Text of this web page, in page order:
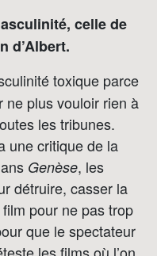
celle de
d’Albert.
toxique parce
ne plus vouloir rien à
les tribunes.
une critique de la
Genèse, les
détruire, casser la
pour ne pas trop
que le spectateur
les films où l’on